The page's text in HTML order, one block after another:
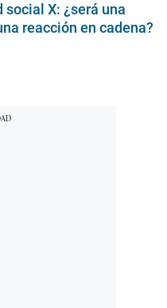
social X: ¿será una
reacción en cadena?